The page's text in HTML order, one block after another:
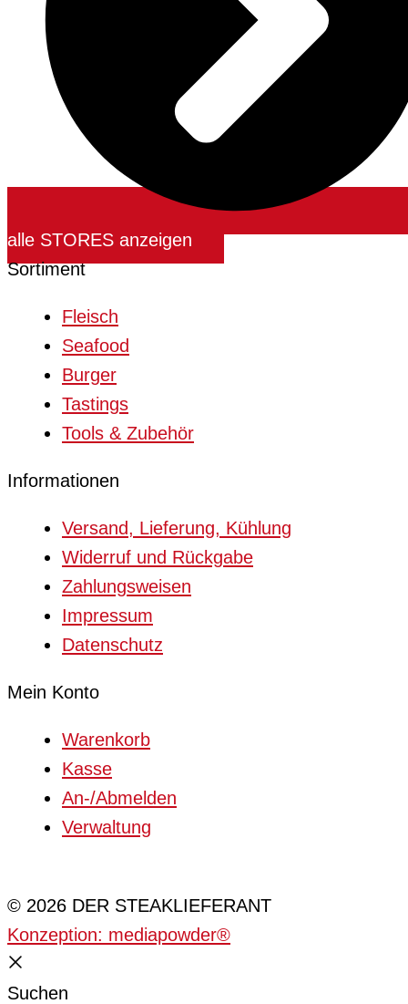
alle STORES anzeigen
Sortiment
Fleisch
Seafood
Burger
Tastings
Tools & Zubehör
Informationen
Versand, Lieferung, Kühlung
Widerruf und Rückgabe
Zahlungsweisen
Impressum
Datenschutz
Mein Konto
Warenkorb
Kasse
An-/Abmelden
Verwaltung
© 2026 DER STEAKLIEFERANT
Konzeption: mediapowder®
Suchen